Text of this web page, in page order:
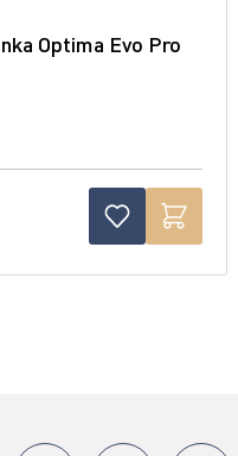
Optima Evo Pro